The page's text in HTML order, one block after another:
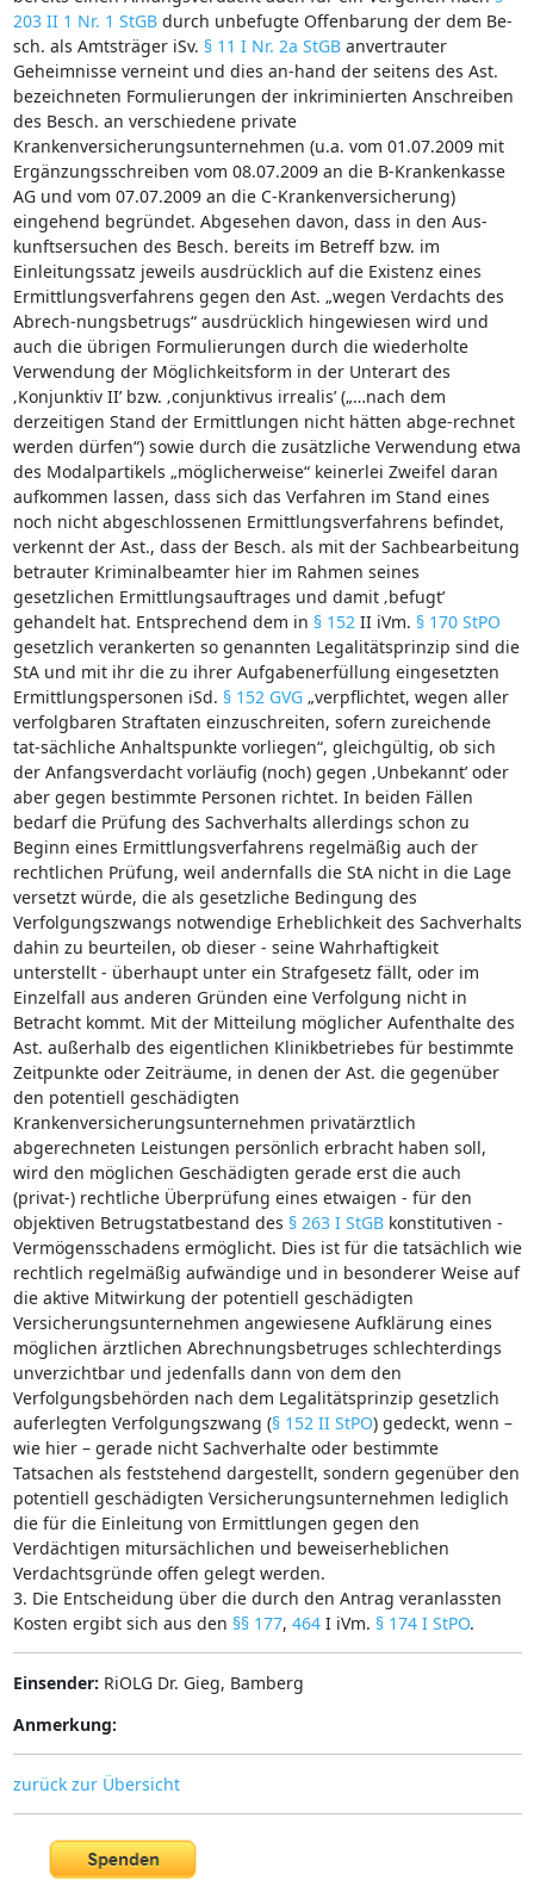
203 II 1 Nr. 1 StGBdurch unbefugte Offenbarung der dem Be-
sch. als Amtsträger iSv. § 11 I Nr. 2a StGBanvertrauter
Geheimnisse verneint und dies an-hand der seitens des Ast.
bezeichneten Formulierungen der inkriminierten Anschreiben
des Besch. an verschiedene private
Krankenversicherungsunternehmen (u.a. vom 01.07.2009 mit
Ergänzungsschreiben vom 08.07.2009 an die B-Krankenkasse
AG und vom 07.07.2009 an die C-Krankenversicherung)
eingehend begründet. Abgesehen davon, dass in den Aus-
kunftsersuchen des Besch. bereits im Betreff bzw. im
Einleitungssatz jeweils ausdrücklich auf die Existenz eines
Ermittlungsverfahrens gegen den Ast. „wegen Verdachts des
Abrech-nungsbetrugs“ ausdrücklich hingewiesen wird und
auch die übrigen Formulierungen durch die wiederholte
Verwendung der Möglichkeitsform in der Unterart des
‚Konjunktiv II’ bzw. ‚conjunktivus irrealis’ („…nach dem
derzeitigen Stand der Ermittlungen nicht hätten abge-rechnet
werden dürfen“) sowie durch die zusätzliche Verwendung etwa
des Modalpartikels „möglicherweise“ keinerlei Zweifel daran
aufkommen lassen, dass sich das Verfahren im Stand eines
noch nicht abgeschlossenen Ermittlungsverfahrens befindet,
verkennt der Ast., dass der Besch. als mit der Sachbearbeitung
betrauter Kriminalbeamter hier im Rahmen seines
gesetzlichen Ermittlungsauftrages und damit ‚befugt’
gehandelt hat. Entsprechend dem in § 152 II iVm. § 170 StPO
gesetzlich verankerten so genannten Legalitätsprinzip sind die
StA und mit ihr die zu ihrer Aufgabenerfüllung eingesetzten
Ermittlungspersonen iSd. § 152 GVG„verpflichtet, wegen aller
verfolgbaren Straftaten einzuschreiten, sofern zureichende
tat-sächliche Anhaltspunkte vorliegen“, gleichgültig, ob sich
der Anfangsverdacht vorläufig (noch) gegen ‚Unbekannt’ oder
aber gegen bestimmte Personen richtet. In beiden Fällen
bedarf die Prüfung des Sachverhalts allerdings schon zu
Beginn eines Ermittlungsverfahrens regelmäßig auch der
rechtlichen Prüfung, weil andernfalls die StA nicht in die Lage
versetzt würde, die als gesetzliche Bedingung des
Verfolgungszwangs notwendige Erheblichkeit des Sachverhalts
dahin zu beurteilen, ob dieser - seine Wahrhaftigkeit
unterstellt - überhaupt unter ein Strafgesetz fällt, oder im
Einzelfall aus anderen Gründen eine Verfolgung nicht in
Betracht kommt. Mit der Mitteilung möglicher Aufenthalte des
Ast. außerhalb des eigentlichen Klinikbetriebes für bestimmte
Zeitpunkte oder Zeiträume, in denen der Ast. die gegenüber
den potentiell geschädigten
Krankenversicherungsunternehmen privatärztlich
abgerechneten Leistungen persönlich erbracht haben soll,
wird den möglichen Geschädigten gerade erst die auch
(privat-) rechtliche Überprüfung eines etwaigen - für den
objektiven Betrugstatbestand des § 263 I StGBkonstitutiven -
Vermögensschadens ermöglicht. Dies ist für die tatsächlich wie
rechtlich regelmäßig aufwändige und in besonderer Weise auf
die aktive Mitwirkung der potentiell geschädigten
Versicherungsunternehmen angewiesene Aufklärung eines
möglichen ärztlichen Abrechnungsbetruges schlechterdings
unverzichtbar und jedenfalls dann von dem den
Verfolgungsbehörden nach dem Legalitätsprinzip gesetzlich
auferlegten Verfolgungszwang (§ 152 II StPO) gedeckt, wenn –
wie hier – gerade nicht Sachverhalte oder bestimmte
Tatsachen als feststehend dargestellt, sondern gegenüber den
potentiell geschädigten Versicherungsunternehmen lediglich
die für die Einleitung von Ermittlungen gegen den
Verdächtigen mitursächlichen und beweiserheblichen
Verdachtsgründe offen gelegt werden.
3. Die Entscheidung über die durch den Antrag veranlassten
Kosten ergibt sich aus den §§ 177, 464I iVm. § 174 I StPO.
Einsender: RiOLG Dr. Gieg, Bamberg
Anmerkung:
zurück zur Übersicht